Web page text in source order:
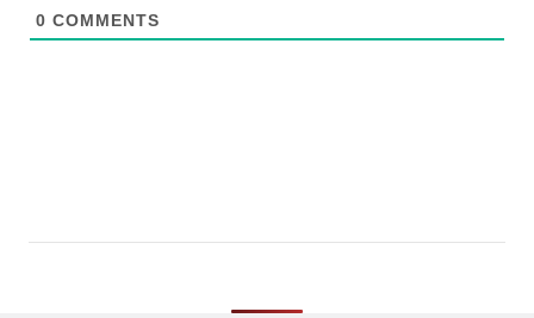
0 COMMENTS